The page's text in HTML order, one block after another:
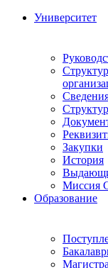
Университет
Закупки
История
Миссия
Образование